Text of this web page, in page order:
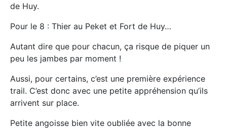
de Huy.
Pour le 8 : Thier au Peket et Fort de Huy…
Autant dire que pour chacun, ça risque de piquer un
peu les jambes par moment !
Aussi, pour certains, c’est une première expérience
trail. C’est donc avec une petite appréhension qu’ils
arrivent sur place.
Petite angoisse bien vite oubliée avec la bonne